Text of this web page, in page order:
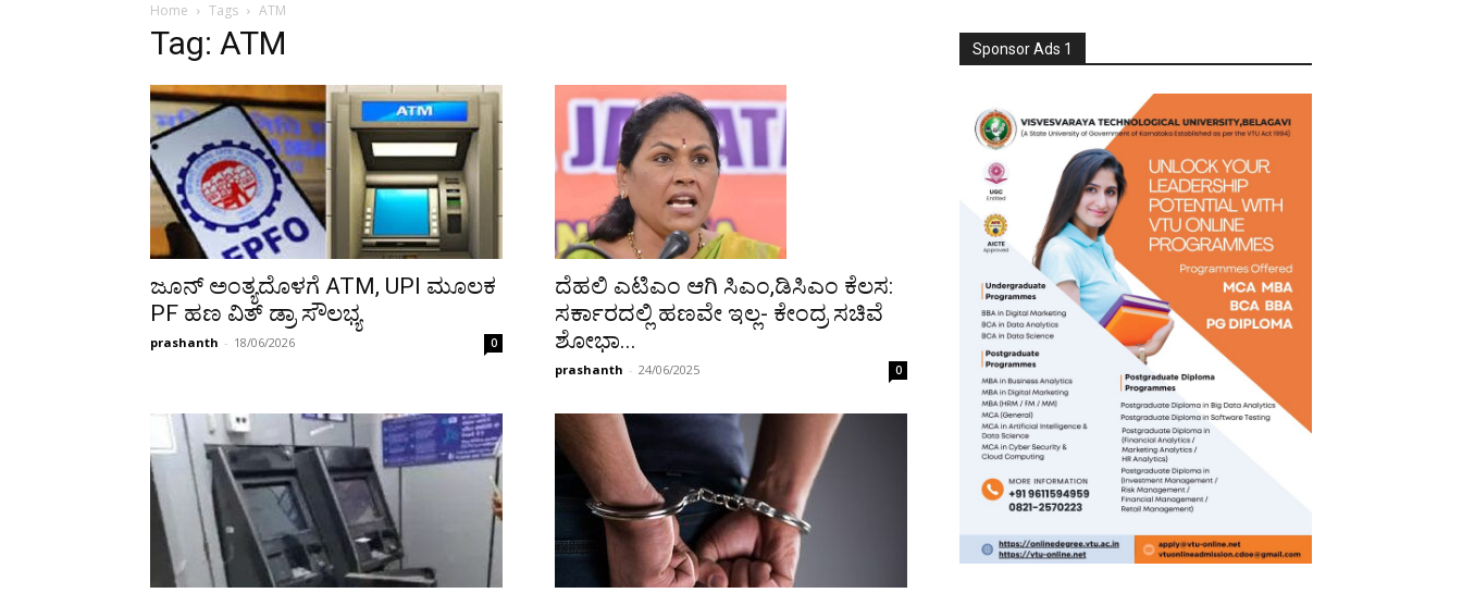
Home Tags ATM
Tag: ATM
ಜೂನ್ ಅಂತ್ಯದೊಳಗೆ ATM, UPI ಮೂಲಕ
PF ಹಣ ವಿತ್ ಡ್ರಾ ಸೌಲಭ್ಯ
prashanth - 18/06/2026 0
ದೆಹಲಿ ಎಟಿಎಂ ಆಗಿ ಸಿಎಂ,ಡಿಸಿಎಂ ಕೆಲಸ:
ಸರ್ಕಾರದಲ್ಲಿ ಹಣವೇ ಇಲ್ಲ- ಕೇಂದ್ರ ಸಚಿವೆ
ಶೋಭಾ...
prashanth - 24/06/2025 0
Sponsor Ads 1